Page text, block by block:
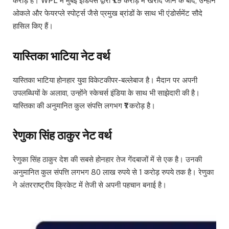
ओकले और फेयरप्ले स्पोर्ट्स जैसे प्रमुख ब्रांडों के साथ भी एंडोर्समेंट सौदे
हासिल किए हैं।
यास्तिका भाटिया नेट वर्थ
यास्तिका भाटिया होनहार युवा विकेटकीपर-बल्लेबाज है। मैदान पर अपनी
उपलब्धियों के अलावा, उन्होंने स्केचर्स इंडिया के साथ भी साझेदारी की है।
यास्तिका की अनुमानित कुल संपत्ति लगभग ₹1 करोड़ है।
रेणुका सिंह ठाकुर नेट वर्थ
रेणुका सिंह ठाकुर देश की सबसे होनहार तेज गेंदबाजों में से एक है। उनकी
अनुमानित कुल संपत्ति लगभग 80 लाख रुपये से 1 करोड़ रुपये तक है। रेणुका
ने अंतरराष्ट्रीय क्रिकेट में तेजी से अपनी पहचान बनाई है।